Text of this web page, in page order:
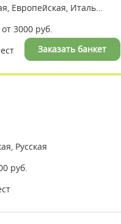
3000 руб.
Заказать банкет
Русская
руб.